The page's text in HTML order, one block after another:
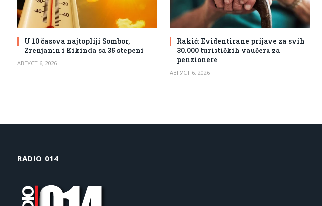
U 10 časova najtopliji Sombor,
Zrenjanin i Kikinda sa 35 stepeni
АВГУСТ 6, 2026
Rakić: Evidentirane prijave za svih
30.000 turističkih vaučera za
penzionere
АВГУСТ 6, 2026
RADIO 014